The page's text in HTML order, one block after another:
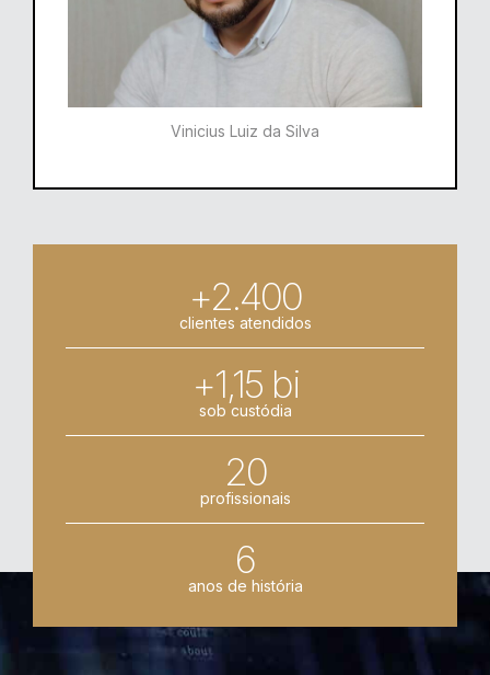
Vinicius Luiz da Silva
+2.400
clientes atendidos
+1,15 bi
sob custódia
20
profissionais
6
anos de história